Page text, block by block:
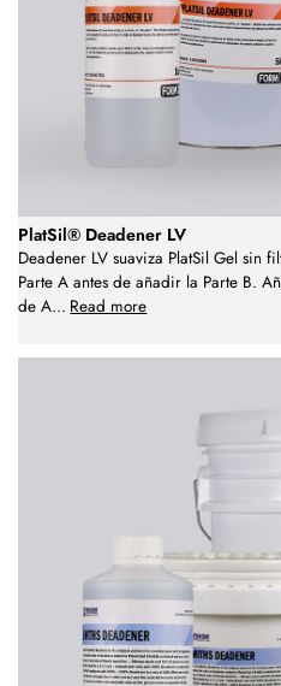
PlatSil® Deadener LV
Deadener LV suaviza PlatSil Gel sin
Parte A antes de añadir la Parte B.
de A... Read more